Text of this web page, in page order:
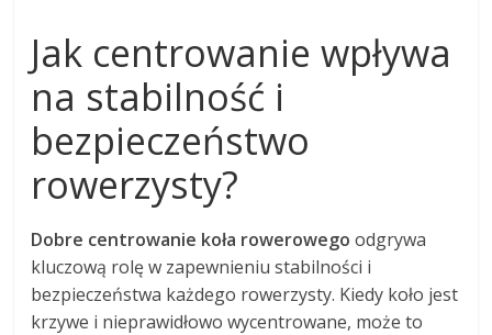
Jak centrowanie wpływa
na stabilność i
bezpieczeństwo
rowerzysty?
Dobre centrowanie koła rowerowego odgrywa
kluczową rolę w zapewnieniu stabilności i
bezpieczeństwa każdego rowerzysty. Kiedy koło jest
krzywe i nieprawidłowo wycentrowane, może to